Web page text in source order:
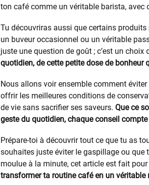
ton café comme un véritable barista, avec
Tu découvriras aussi que certains produits
un buveur occasionnel ou un véritable
juste une question de goût ; c’est un choix
quotidien, de cette petite dose de bonheur
Nous allons voir ensemble comment
offrir les meilleures conditions de
de vie sans sacrifier ses saveurs. Que ce
geste du quotidien, chaque conseil
Prépare-toi à découvrir tout ce que tu as
souhaites juste éviter le gaspillage ou que
moulue à la minute, cet article est fait pour
transformer ta routine café en un véritable